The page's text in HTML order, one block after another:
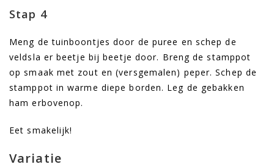
Stap 4
Meng de tuinboontjes door de puree en schep de
veldsla er beetje bij beetje door. Breng de stamppot
op smaak met zout en (versgemalen) peper. Schep de
stamppot in warme diepe borden. Leg de gebakken
ham erbovenop.
Eet smakelijk!
Variatie